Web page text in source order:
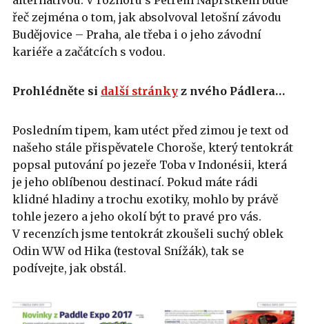
řeč zejména o tom, jak absolvoval letošní závodu
Budějovice – Praha, ale třeba i o jeho závodní
kariéře a začátcích s vodou.
Prohlédněte si další stránky z nvého Pádlera…
Posledním tipem, kam utéct před zimou je text od
našeho stále přispěvatele Choroše, který tentokrát
popsal putování po jezeře Toba v Indonésii, která
je jeho oblíbenou destinací. Pokud máte rádi
klidné hladiny a trochu exotiky, mohlo by právě
tohle jezero a jeho okolí být to pravé pro vás.
V recenzích jsme tentokrát zkoušeli suchý oblek
Odin WW od Hika (testoval Snížák), tak se
podívejte, jak obstál.